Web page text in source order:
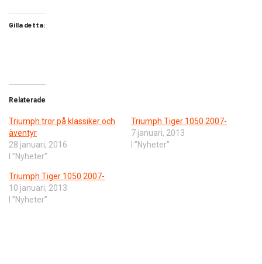
Gilla detta:
Relaterade
Triumph tror på klassiker och
äventyr
28 januari, 2016
I ”Nyheter”
Triumph Tiger 1050 2007-
7 januari, 2013
I ”Nyheter”
Triumph Tiger 1050 2007-
10 januari, 2013
I ”Nyheter”